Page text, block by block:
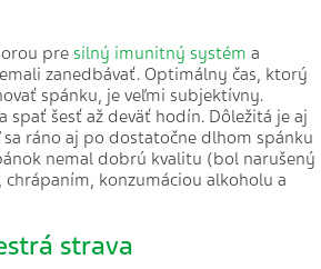
pre silný imunitný systém a
zanedbávať. Optimálny čas, ktorý
spánku, je veľmi subjektívny.
spať šesť až deväť hodín. Dôležitá je aj
ráno aj po dostatočne dlhom spánku
nemal dobrú kvalitu (bol narušený
konzumáciou alkoholu a
strava